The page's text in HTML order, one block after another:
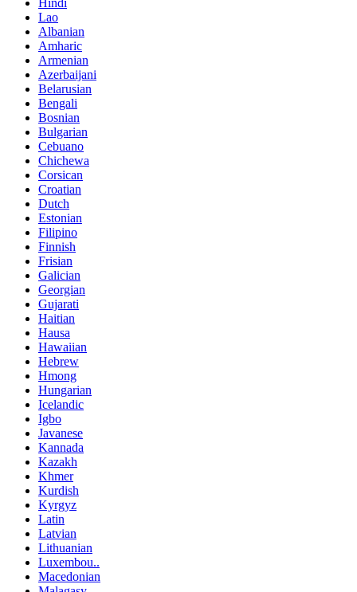
Hindi
Lao
Albanian
Amharic
Armenian
Azerbaijani
Belarusian
Bengali
Bosnian
Bulgarian
Cebuano
Chichewa
Corsican
Croatian
Dutch
Estonian
Filipino
Finnish
Frisian
Galician
Georgian
Gujarati
Haitian
Hausa
Hawaiian
Hebrew
Hmong
Hungarian
Icelandic
Igbo
Javanese
Kannada
Kazakh
Khmer
Kurdish
Kyrgyz
Latin
Latvian
Lithuanian
Luxembou..
Macedonian